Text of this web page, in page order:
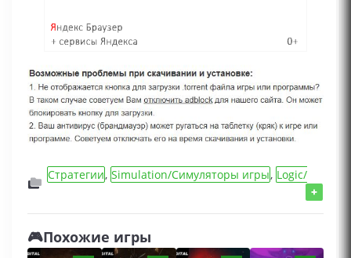
Стратегии, Simulation/Симуляторы игры, Logic/
+
🎮Похожие игры